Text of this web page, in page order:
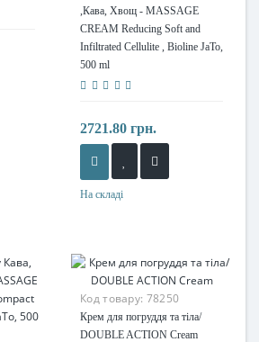
,Кава, Хвощ - MASSAGE
CREAM Reducing Soft and
Infiltrated Cellulite , Bioline JaTo,
500 ml
2721.80 грн.
На складі
Код товару: 78250
Крем для погруддя та тіла/
DOUBLE ACTION Cream